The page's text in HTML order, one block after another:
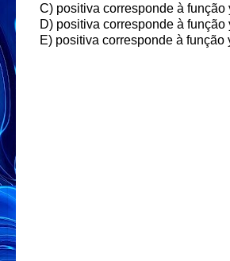
C) positiva corresponde à função
D) positiva corresponde à função
E) positiva corresponde à função